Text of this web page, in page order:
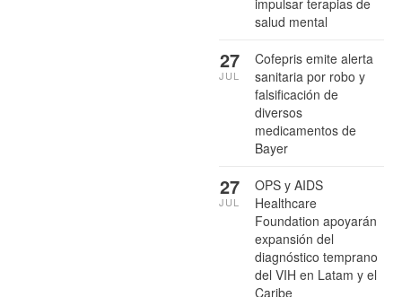
salud mental
Cofepris emite alerta
sanitaria por robo y
falsificación de
diversos
medicamentos de
Bayer
27
JUL
OPS y AIDS
Healthcare
Foundation apoyarán
expansión del
diagnóstico temprano
del VIH en Latam y el
Caribe
27
JUL